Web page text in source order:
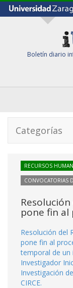
Boletín diario
Categorías
RECURSOS
CONVOCATORIAS
pone fin al
Resolución del
pone fin al
temporal de un
Investigador
Investigación
CIRCE.